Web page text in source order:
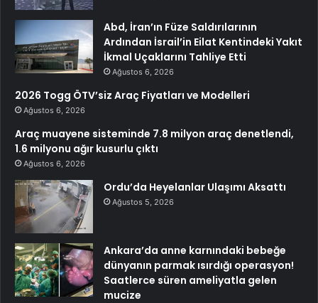
Abd, İran’ın Füze Saldırılarının
Ardından İsrail’in Eilat Kentindeki Yakıt
İkmal Uçaklarını Tahliye Etti
Ağustos 6, 2026
2026 Togg ÖTV’siz Araç Fiyatları ve Modelleri
Ağustos 6, 2026
Araç muayene sisteminde 7.8 milyon araç denetlendi,
1.6 milyonu ağır kusurlu çıktı
Ağustos 6, 2026
Ordu’da Heyelanlar Ulaşımı Aksattı
Ağustos 5, 2026
Ankara’da anne karnındaki bebeğe
dünyanın parmak ısırdığı operasyon!
Saatlerce süren ameliyatla gelen
mucize